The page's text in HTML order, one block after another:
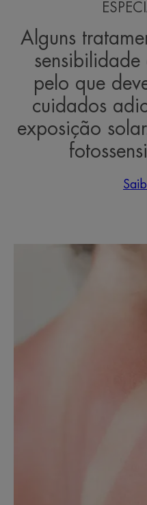
Alguns
sensibilidade
pelo que
cuidados
exposição